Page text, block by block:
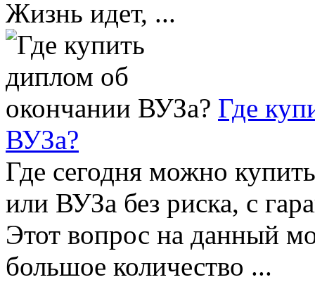
Жизнь идет, ...
Где
ВУЗа?
Где сегодня можно
или ВУЗа без риска, с
Этот вопрос на данный
большое количество ...